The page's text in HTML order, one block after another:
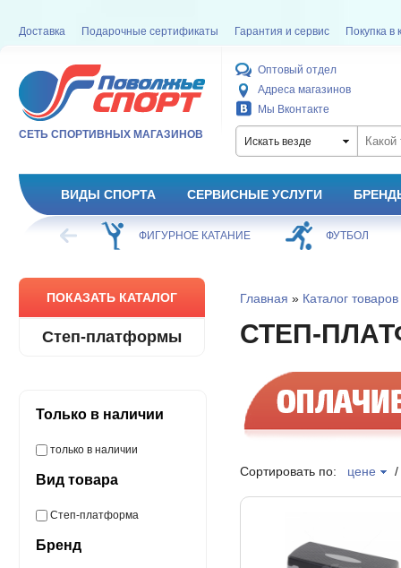
Доставка Подарочные сертификаты Гарантия и сервис Покупка в
СЕТЬ СПОРТИВНЫХ МАГАЗИНОВ
Оптовый отдел
Адреса магазинов
Мы Вконтакте
Искать везде
ВИДЫ СПОРТА СЕРВИСНЫЕ УСЛУГИ
ХОККЕЙ ФИГУРНОЕ КАТАНИЕ ФУТБОЛ
ПОКАЗАТЬ КАТАЛОГ
Степ-платформы
Только в наличии
только в наличии
Вид товара
Степ-платформа
Бренд
Главная » Каталог товаров
СТЕП-
Сортировать по: цене